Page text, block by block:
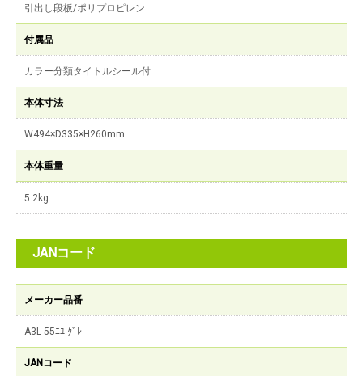
引出し段板/ポリプロピレン
付属品
カラー分類タイトルシール付
本体寸法
W494×D335×H260mm
本体重量
5.2kg
JANコード
メーカー品番
A3L-55ﾆﾕ-ｸﾞﾚ-
JANコード